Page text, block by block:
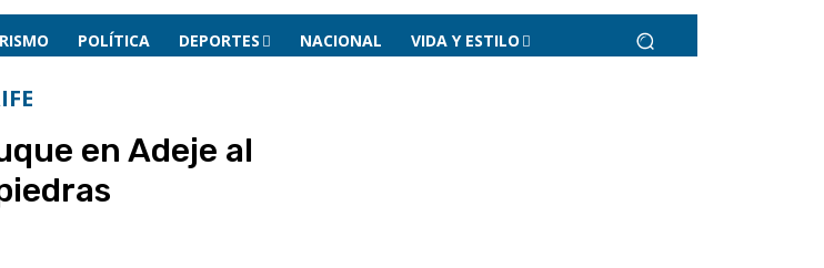
POLÍTICA DEPORTES NACIONAL VIDA Y ESTILO
en Adeje al